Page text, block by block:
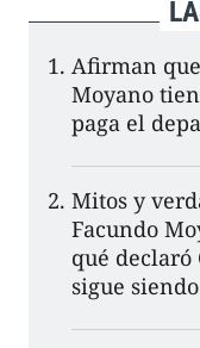
Afirman
Moyano
paga el
Mitos y
Facundo
qué declaró
sigue